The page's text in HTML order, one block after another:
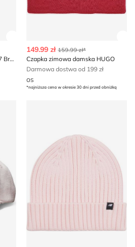
Czapka z daszkiem damska 47 Brand
149.99 zł 159.99 zł*
Czapka zimowa damska HUGO
Darmowa dostwa od 199 zł
OS
*najniższa cena w okresie 30 dni przed obniżką